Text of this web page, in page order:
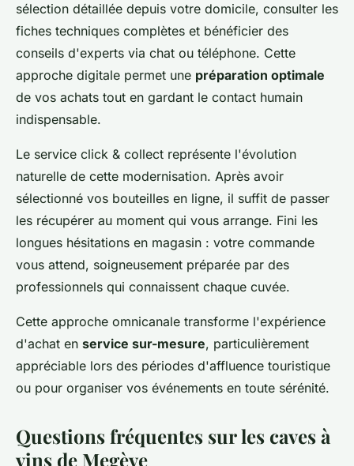
sélection détaillée depuis votre domicile, consulter les
fiches techniques complètes et bénéficier des
conseils d'experts via chat ou téléphone. Cette
approche digitale permet une préparation optimale
de vos achats tout en gardant le contact humain
indispensable.
Le service click & collect représente l'évolution
naturelle de cette modernisation. Après avoir
sélectionné vos bouteilles en ligne, il suffit de passer
les récupérer au moment qui vous arrange. Fini les
longues hésitations en magasin : votre commande
vous attend, soigneusement préparée par des
professionnels qui connaissent chaque cuvée.
Cette approche omnicanale transforme l'expérience
d'achat en service sur-mesure, particulièrement
appréciable lors des périodes d'affluence touristique
ou pour organiser vos événements en toute sérénité.
Questions fréquentes sur les caves à
vins de Megève